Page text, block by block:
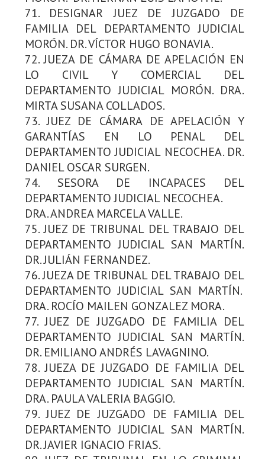
71. DESIGNAR JUEZ DE JUZGADO DE
FAMILIA DEL DEPARTAMENTO JUDICIAL
MORÓN. DR. VÍCTOR HUGO BONAVIA.
72. JUEZA DE CÁMARA DE APELACIÓN EN
LO CIVIL Y COMERCIAL DEL
DEPARTAMENTO JUDICIAL MORÓN. DRA.
MIRTA SUSANA COLLADOS.
73. JUEZ DE CÁMARA DE APELACIÓN Y
GARANTÍAS EN LO PENAL DEL
DEPARTAMENTO JUDICIAL NECOCHEA. DR.
DANIEL OSCAR SURGEN.
74. SESORA DE INCAPACES DEL
DEPARTAMENTO JUDICIAL NECOCHEA.
DRA. ANDREA MARCELA VALLE.
75. JUEZ DE TRIBUNAL DEL TRABAJO DEL
DEPARTAMENTO JUDICIAL SAN MARTÍN.
DR. JULIÁN FERNANDEZ.
76. JUEZA DE TRIBUNAL DEL TRABAJO DEL
DEPARTAMENTO JUDICIAL SAN MARTÍN.
DRA. ROCÍO MAILEN GONZALEZ MORA.
77. JUEZ DE JUZGADO DE FAMILIA DEL
DEPARTAMENTO JUDICIAL SAN MARTÍN.
DR. EMILIANO ANDRÉS LAVAGNINO.
78. JUEZA DE JUZGADO DE FAMILIA DEL
DEPARTAMENTO JUDICIAL SAN MARTÍN.
DRA. PAULA VALERIA BAGGIO.
79. JUEZ DE JUZGADO DE FAMILIA DEL
DEPARTAMENTO JUDICIAL SAN MARTÍN.
DR. JAVIER IGNACIO FRIAS.